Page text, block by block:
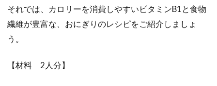
それでは、カロリーを消費しやすいビタミンB1と食物
繊維が豊富な、おにぎりのレシピをご紹介しましょ
う。
【材料 2人分】